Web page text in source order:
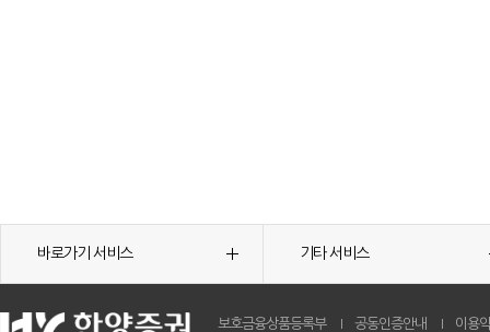
바로가기 서비스 기타 서비스
보호금융상품등록부 공동인증안내 이용